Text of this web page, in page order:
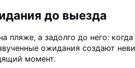
до выезда
пляже, а задолго до него:
ожидания создают
момент.